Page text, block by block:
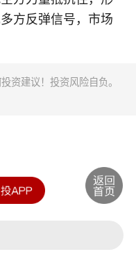
方反弹信号，市场
资建议！投资风险自负。